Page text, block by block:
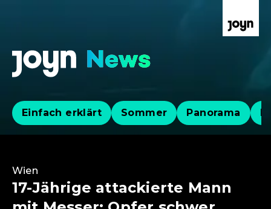
Einfach erklärt Sommer Panorama
Wien
17-Jährige attackierte Mann